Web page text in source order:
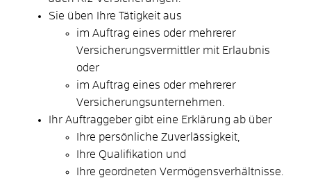
Sie üben Ihre Tätigkeit aus
im Auftrag eines oder mehrerer
Versicherungsvermittler mit Erlaubnis
oder
im Auftrag eines oder mehrerer
Versicherungsunternehmen.
Ihr Auftraggeber gibt eine Erklärung ab über
Ihre persönliche Zuverlässigkeit,
Ihre Qualifikation und
Ihre geordneten Vermögensverhältnisse.